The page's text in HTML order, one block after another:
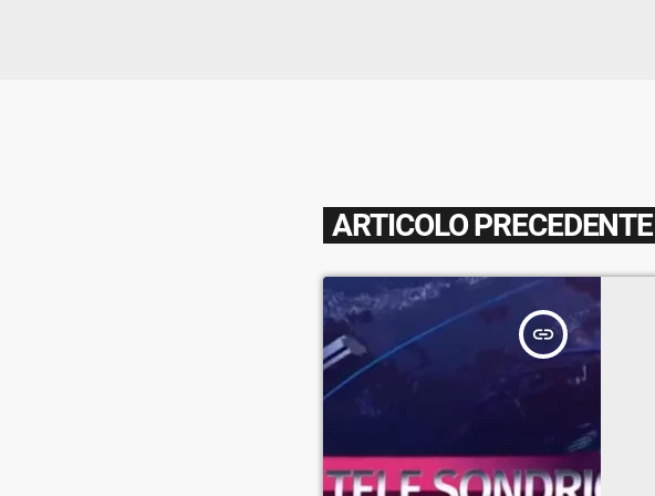
ARTICOLO PRECEDENTE
insert_link